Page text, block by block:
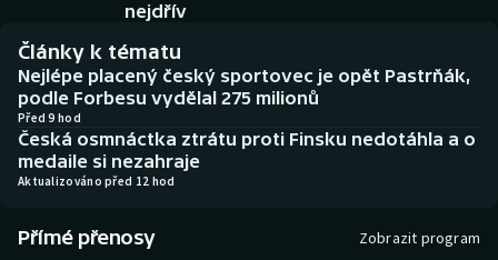
Baseball a softbal
Basketbal
Biatlon
Boby a skeleton
Box
Historické návraty
Aplikace ČT sport
AZ kvíz
nejdřív
Články k tématu
Nejlépe placený český sportovec je opět Pastrňák,
podle Forbesu vydělal 275 milionů
Před 9 hod
Česká osmnáctka ztrátu proti Finsku nedotáhla a o
medaile si nezahraje
Aktualizováno před 12 hod
Přímé přenosy Zobrazit program